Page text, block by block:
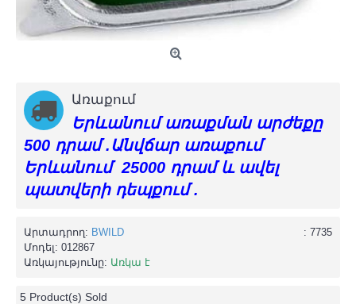
Առաքում
Երևանում առաքման արժեքը
500 դրամ .Անվճար առաքում
Երևանում 25000 դրամ և ավել
պատվերի դեպքում .
: 7735
Արտադրող: BWILD
Մոդել: 012867
Առկայությունը: Առկա է
5 Product(s) Sold